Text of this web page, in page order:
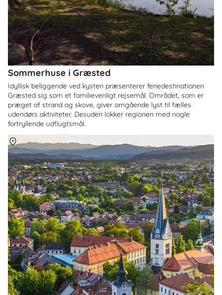
Sommerhuse i Græsted
Idyllisk beliggende ved kysten præsenterer feriedestinationen
Græsted sig som et familievenligt rejsemål. Området, som er
præget af strand og skove, giver omgående lyst til fælles
udendørs aktiviteter. Desuden lokker regionen med nogle
fortryllende udflugtsmål.
OmSlovenien